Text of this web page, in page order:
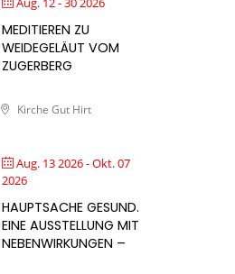
MEDITIEREN ZU
WEIDEGELÄUT VOM
ZUGERBERG
Kirche Gut Hirt
Aug. 13 2026- Okt. 07
2026
HAUPTSACHE GESUND.
EINE AUSSTELLUNG MIT
NEBENWIRKUNGEN –